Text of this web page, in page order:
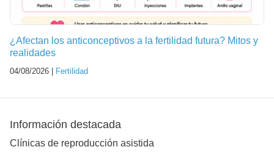
¿Afectan los anticonceptivos a la fertilidad futura? Mitos y
realidades
04/08/2026 | Fertilidad
Información destacada
Clínicas de reproducción asistida